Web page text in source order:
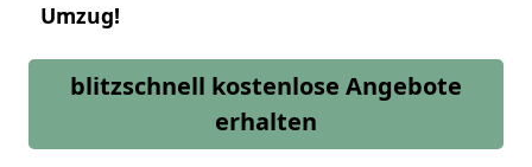
Umzug!
blitzschnell kostenlose Angebote
erhalten